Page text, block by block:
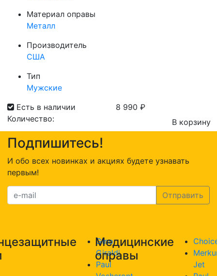
Материал оправы
Металл
Производитель
США
Тип
Мужские
Есть в наличии
8 990 ₽
Количество:
Количество
товара
Оправа
Paul
Vosheront
373
с.01
В корзину
Подпишитесь!
И обо всех новинках и акциях будете узнавать
первым!
Gino
Giraldi
Paul
Медицинские
оправы
Jet